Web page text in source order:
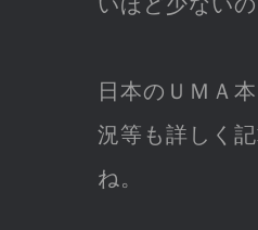
日本のＵＭＡ
況等も詳しく
ね。